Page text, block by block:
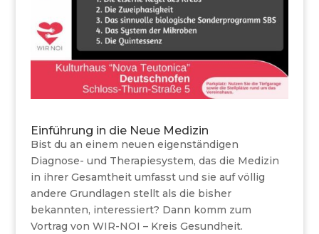
Einführung in die Neue Medizin
Bist du an einem neuen eigenständigen
Diagnose- und Therapiesystem, das die Medizin
in ihrer Gesamtheit umfasst und sie auf völlig
andere Grundlagen stellt als die bisher
bekannten, interessiert? Dann komm zum
Vortrag von WIR-NOI – Kreis Gesundheit.